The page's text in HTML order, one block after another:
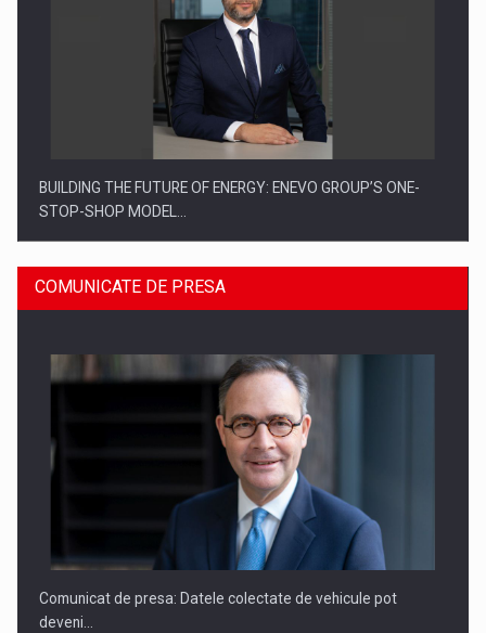
BUILDING THE FUTURE OF ENERGY: ENEVO GROUP’S ONE-
STOP-SHOP MODEL…
ROOTED IN ROMANIA, BUILT TO DELIVER TECHNOLOGY FOR
COMUNICATE DE PRESA
Comunicat de presa: Datele colectate de vehicule pot
deveni…